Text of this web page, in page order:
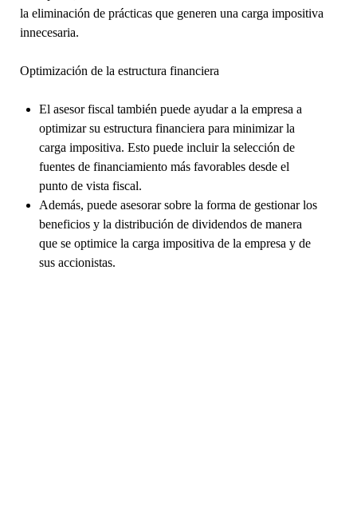
la eliminación de prácticas que generen una carga impositiva
innecesaria.
Optimización de la estructura financiera
El asesor fiscal también puede ayudar a la empresa a
optimizar su estructura financiera para minimizar la
carga impositiva. Esto puede incluir la selección de
fuentes de financiamiento más favorables desde el
punto de vista fiscal.
Además, puede asesorar sobre la forma de gestionar los
beneficios y la distribución de dividendos de manera
que se optimice la carga impositiva de la empresa y de
sus accionistas.